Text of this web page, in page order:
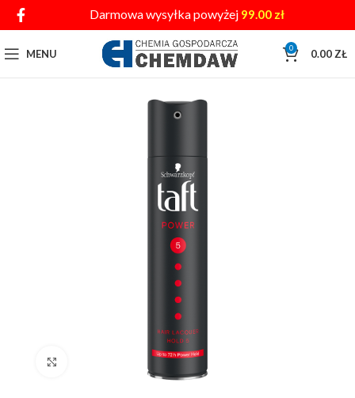
Darmowa wysyłka powyżej 99.00 zł
MENU 0 0.00 ZŁ